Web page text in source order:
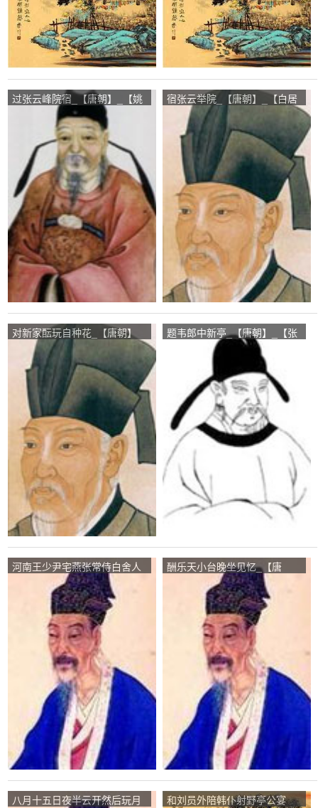
过张云峰院宿_【唐朝】_【姚
宿张云举院_【唐朝】_【白居
对新家酝玩自种花_【唐朝】
_【白居易】
题韦郎中新亭_【唐朝】_【张
河南王少尹宅燕张常侍白舍人
兼呈卢郎中李员外二副使
_【唐朝】_【刘禹锡】
酬乐天小台晚坐见忆_【唐
朝】_【刘禹锡】
八月十五日夜半云开然后玩月
和刘员外陪韩仆射野亭公宴